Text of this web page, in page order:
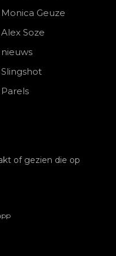
Monica Geuze
Alex Soze
nieuws
Slingshot
Parels
of gezien die op